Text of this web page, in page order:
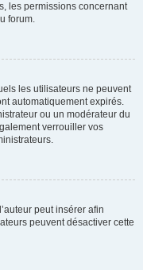
les permissions concernant
forum.
les utilisateurs ne peuvent
automatiquement expirés.
ou un modérateur du
verrouiller vos
peut insérer afin
peuvent désactiver cette